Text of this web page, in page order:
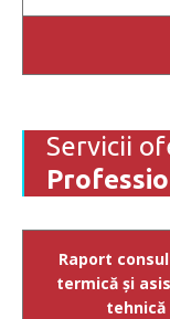
Servicii
Raport
termică și
tehnică